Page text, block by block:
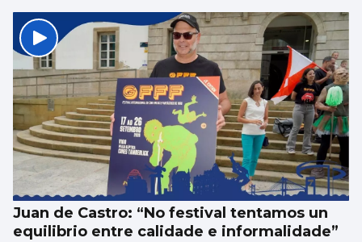
Juan de Castro: “No festival tentamos un
equilibrio entre calidade e informalidade”